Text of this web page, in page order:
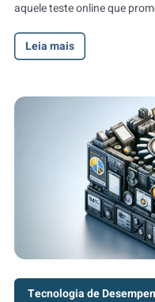
aquele teste online que
Leia mais
Tecnologia de